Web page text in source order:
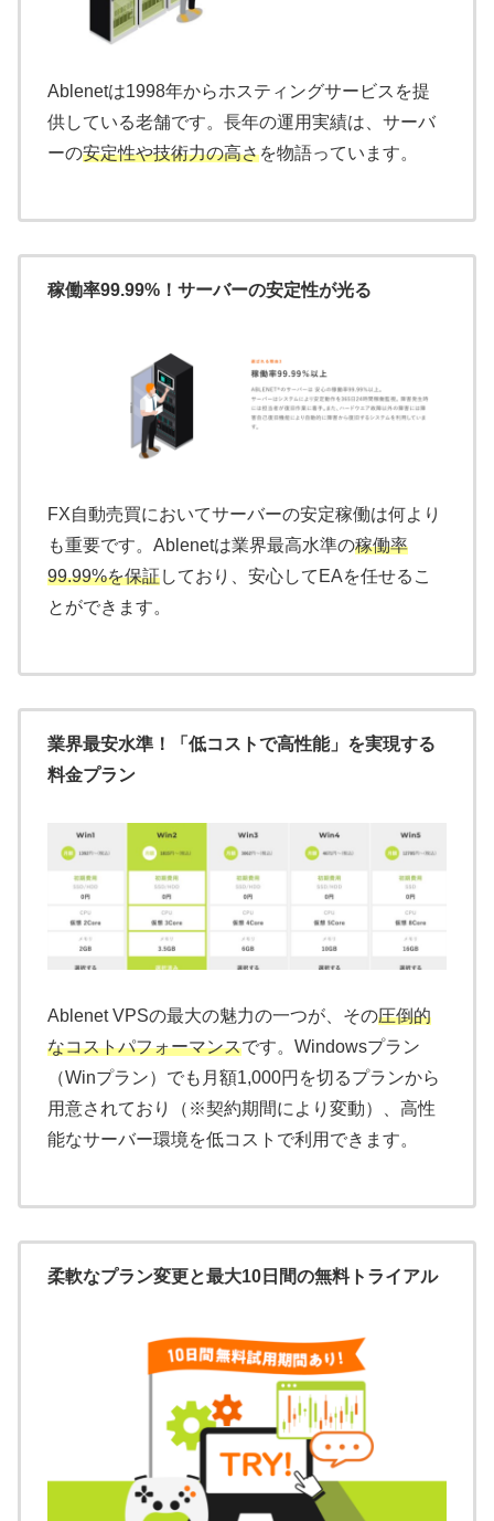
Ablenetは1998年からホスティングサービスを提
供している老舗です。長年の運用実績は、サーバ
ーの安定性や技術力の高さを物語っています。
稼働率99.99%！サーバーの安定性が光る
FX自動売買においてサーバーの安定稼働は何より
も重要です。Ablenetは業界最高水準の稼働率
99.99%を保証しており、安心してEAを任せるこ
とができます。
業界最安水準！「低コストで高性能」を実現する
料金プラン
Ablenet VPSの最大の魅力の一つが、その圧倒的
なコストパフォーマンスです。Windowsプラン
（Winプラン）でも月額1,000円を切るプランから
用意されており（※契約期間により変動）、高性
能なサーバー環境を低コストで利用できます。
柔軟なプラン変更と最大10日間の無料トライアル